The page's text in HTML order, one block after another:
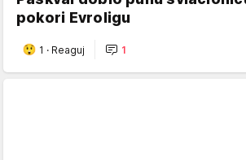
pokori Evroligu
1 · Reaguj 1